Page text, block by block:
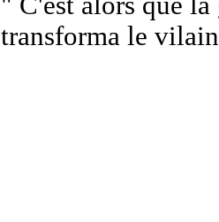
transforma le